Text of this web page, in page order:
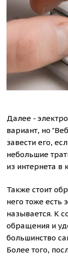
Далее -
вариант, но
завести его,
небольшие
из интернета в
Также стоит
него тоже есть
называется. К
обращения и
большинство
Более того,